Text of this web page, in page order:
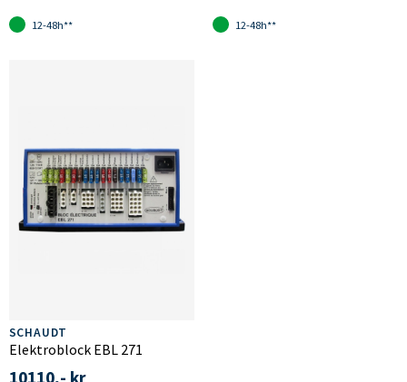
12-48h** 12-48h**
SCHAUDT
Elektroblock EBL 271